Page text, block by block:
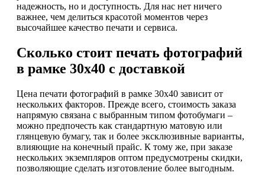
надежность, но и доступность. Для нас нет ничего
важнее, чем делиться красотой моментов через
высочайшее качество печати и сервиса.
Сколько стоит печать фотографий
в рамке 30х40 с доставкой
Цена печати фотографий в рамке 30х40 зависит от
нескольких факторов. Прежде всего, стоимость заказа
напрямую связана с выбранным типом фотобумаги –
можно предпочесть как стандартную матовую или
глянцевую бумагу, так и более эксклюзивные варианты,
влияющие на конечный прайс. К тому же, при заказе
нескольких экземпляров оптом предусмотрены скидки,
позволяющие сделать изготовление более выгодным.